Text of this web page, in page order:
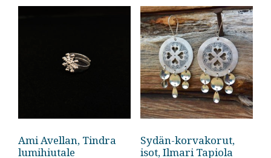
Ami Avellan, Tindra
lumihiutale
Sydän-korvakorut,
isot, Ilmari Tapiola